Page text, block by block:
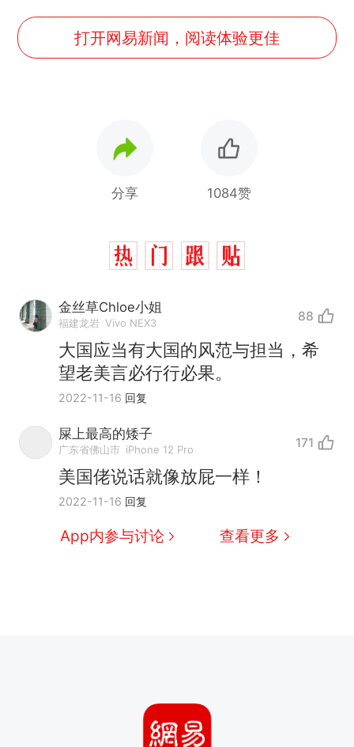
打开网易新闻，阅读体验更佳
分享 1084赞
金丝草Chloe小姐
福建龙岩 Vivo NEX3 88
大国应当有大国的风范与担当，希
望老美言必行行必果。
2022-11-16 回复
屎上最高的矮子
广东省佛山市 iPhone 12 Pro 171
美国佬说话就像放屁一样！
2022-11-16 回复
App内参与讨论 查看更多